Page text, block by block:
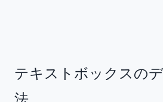
テキストボックスの